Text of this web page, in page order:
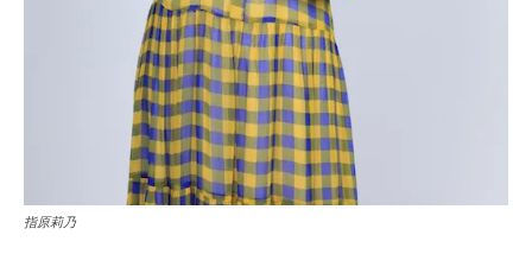
指原莉乃